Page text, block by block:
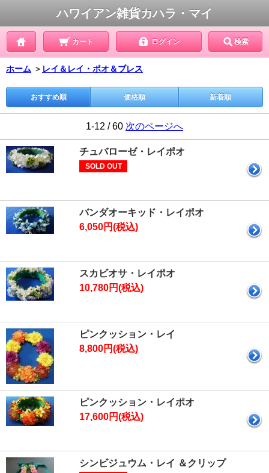
ハワイアン雑貨カハラ・マイ
カート ログイン 検索
ホーム ＞ レイ＆レイ・ポオ＆ブレス
おすすめ順 価格順 新着順
1-12 / 60 次のページへ
チュバローゼ・レイポオ
SOLD OUT
バンダオーキッド・レイポオ
6,050円(税込)
スカビオサ・レイポオ
10,780円(税込)
ピンクッション・レイ
8,800円(税込)
ピンクッション・レイポオ
17,600円(税込)
シンビジュウム・レイ ＆クリップ